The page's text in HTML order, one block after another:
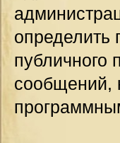
определить
публичного
сообщений,